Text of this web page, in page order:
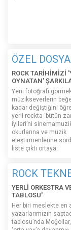
ÖZEL
ROCK TARİHİMİZİ
OYNATAN'
Yeni fotoğrafı
müzikseverlerin
kadar değiştiğini
yerli rockta ‘bütün
iyileri’ni
okurlarına ve müzik
eleştirmenlerine
liste çıktı ortaya:
ROCK
YERLİ ORKESTRA
TABLOSU'
Her biri meslekte en
yazarlarımızın
tablosu’nda